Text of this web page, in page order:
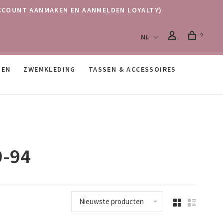
AANMAKEN EN AANMELDEN LOYALTY)
NL 0
ZWEMKLEDING
TASSEN & ACCESSOIRES
94
Nieuwste producten